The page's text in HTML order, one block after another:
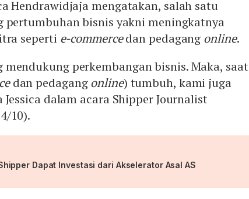
Hendrawidjaja mengatakan, salah satu
pertumbuhan bisnis yakni meningkatnya
seperti e-commercedan pedagang online.
mendukung perkembangan bisnis. Maka, saat
dan pedagangonline) tumbuh, kami juga
dalam acara Shipper Journalist
10).
Dapat Investasi dari Akselerator Asal AS